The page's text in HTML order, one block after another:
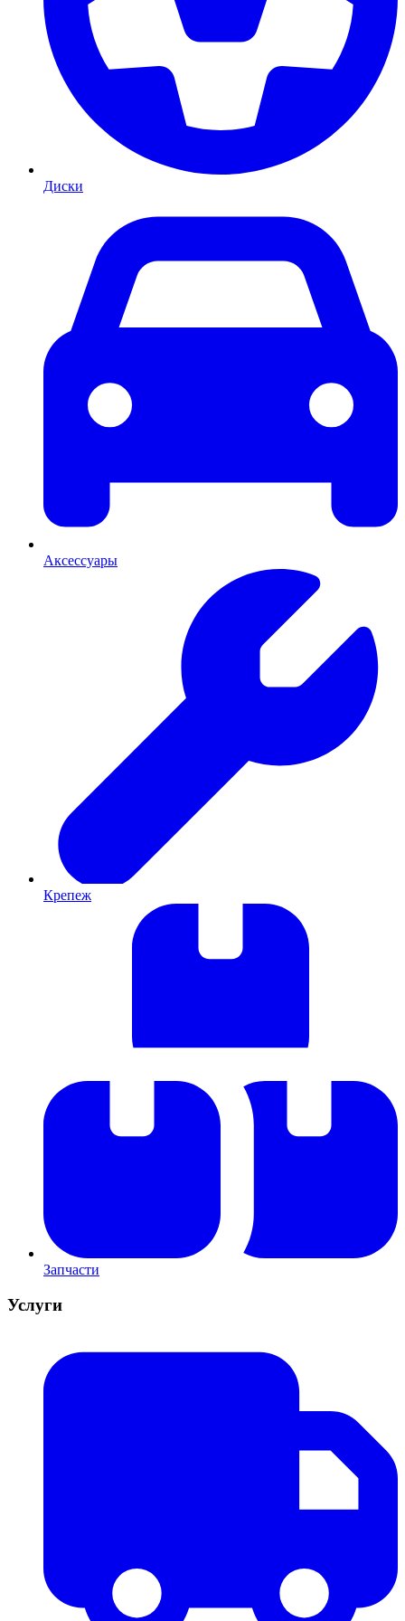
Диски
Аксессуары
Крепеж
Запчасти
Услуги